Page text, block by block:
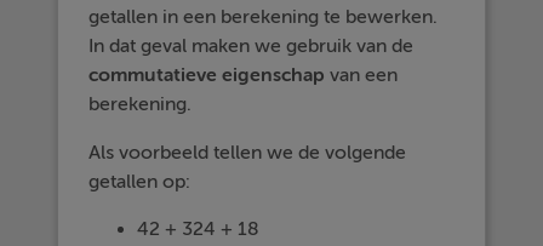
getallen in een berekening te bewerken.
In dat geval maken we gebruik van de
commutatieve eigenschap van een
berekening.
Als voorbeeld tellen we de volgende
getallen op:
42 + 324 + 18